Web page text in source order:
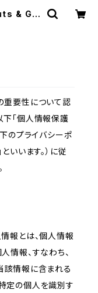
& Glo
重要性について認
下「個人情報保護
下のプライバシーポ
いいます。）に従
報とは、個人情報
情報、すなわち、
該情報に含まれる
定の個人を識別す